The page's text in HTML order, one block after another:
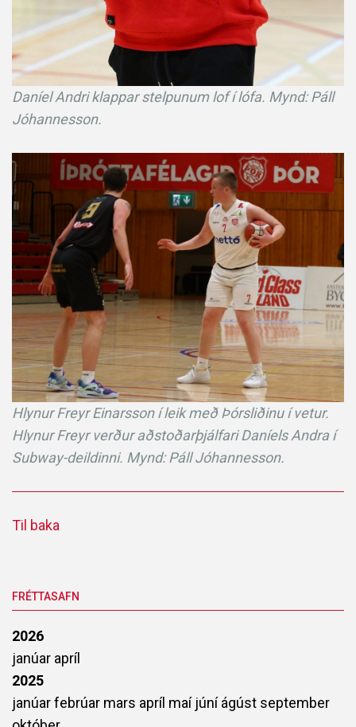
Daníel Andri klappar stelpunum lof í lófa. Mynd: Páll
Jóhannesson.
Hlynur Freyr Einarsson í leik með Þórsliðinu í vetur.
Hlynur Freyr verður aðstoðarþjálfari Daníels Andra í
Subway-deildinni. Mynd: Páll Jóhannesson.
Til baka
FRÉTTASAFN
2026
janúar apríl
2025
janúarfebrúar mars apríl maí júníágúst september